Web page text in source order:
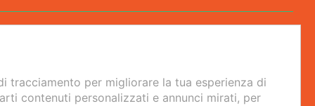
tracciamento per migliorare la tua esperienza di
contenuti personalizzati e annunci mirati, per